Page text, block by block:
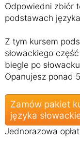
Odpowiedni zbiór
podstawach
Z tym kursem
słowackiego
biegle po
Opanujesz ponad
Zamów pakiet
języka
Jednorazowa